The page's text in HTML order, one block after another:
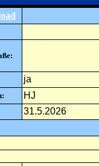
ja
HJ
31.5.2026